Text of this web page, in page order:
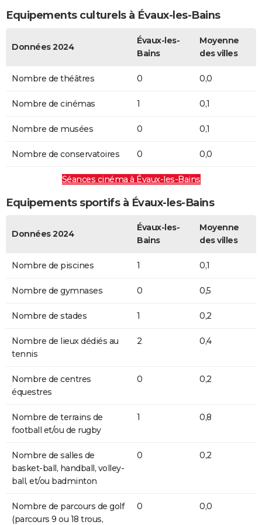
Equipements culturels à Évaux-les-Bains
Données 2024
Évaux-les-
Bains
Moyenne
des villes
Nombre de théâtres 0 0,0
Nombre de cinémas 1 0,1
Nombre de musées 0 0,1
Nombre de conservatoires 0 0,0
Séances cinéma à Évaux-les-Bains
Equipements sportifs à Évaux-les-Bains
Données 2024
Évaux-les-
Bains
Moyenne
des villes
Nombre de piscines 1 0,1
Nombre de gymnases 0 0,5
Nombre de stades 1 0,2
Nombre de lieux dédiés au
tennis
2 0,4
Nombre de centres
équestres
0 0,2
Nombre de terrains de
football et/ou de rugby
1 0,8
Nombre de salles de
basket-ball, handball, volley-
ball, et/ou badminton
0 0,2
Nombre de parcours de golf
(parcours 9 ou 18 trous,
0 0,0